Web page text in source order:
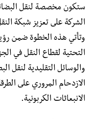
ستكون مخصصة لنقل
الشركة على تعزيز شبكة
وتأتي هذه الخطوة ضمن
التحتية لقطاع النقل في
والوسائل التقليدية لنقل
الازدحام المروري على
الانبعاثات الكربونية.